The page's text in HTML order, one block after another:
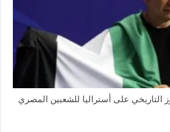
على أستراليا للشعبين المصري